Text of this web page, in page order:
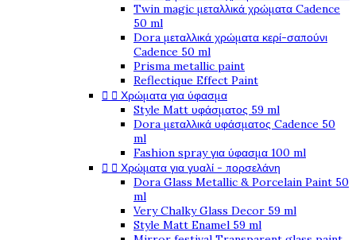
Twin magic μεταλλικά χρώματα Cadence
50 ml
Dora μεταλλικά χρώματα κερί-σαπούνι
Cadence 50 ml
Prisma metallic paint
Reflectique Effect Paint
  Χρώματα για ύφασμα
Style Matt υφάσματος 59 ml
Dora μεταλλικά υφάσματος Cadence 50
ml
Fashion spray για ύφασμα 100 ml
  Χρώματα για γυαλί - πορσελάνη
Dora Glass Metallic & Porcelain Paint 50
ml
Very Chalky Glass Decor 59 ml
Style Matt Enamel 59 ml